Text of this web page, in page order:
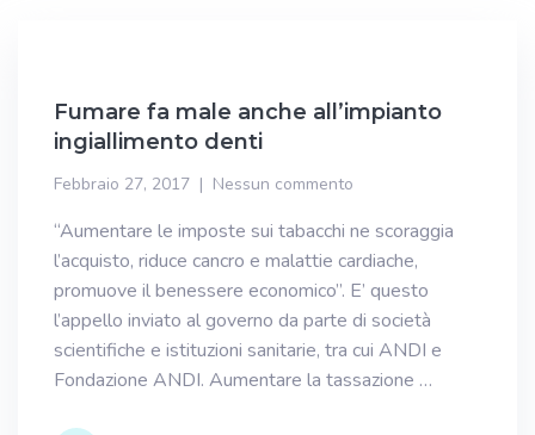
Fumare fa male anche all’impianto
ingiallimento denti
Febbraio 27, 2017 Nessun commento
“Aumentare le imposte sui tabacchi ne scoraggia
l’acquisto, riduce cancro e malattie cardiache,
promuove il benessere economico”. E’ questo
l’appello inviato al governo da parte di società
scientifiche e istituzioni sanitarie, tra cui ANDI e
Fondazione ANDI. Aumentare la tassazione …